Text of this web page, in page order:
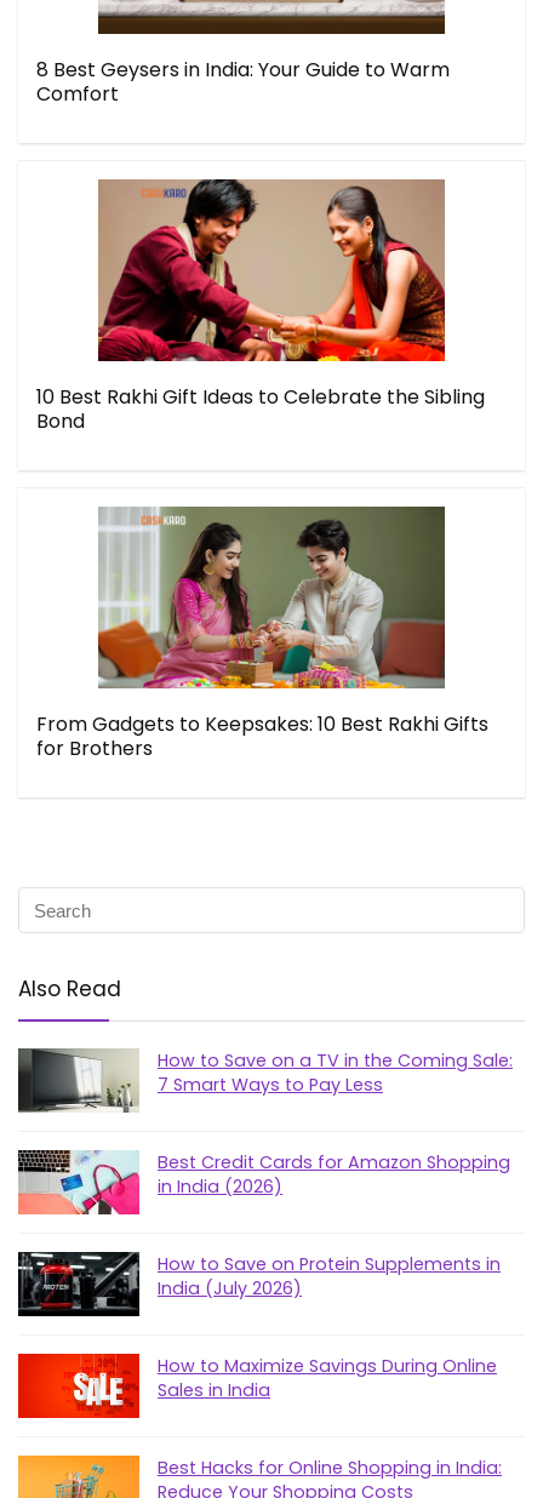
8 Best Geysers in India: Your Guide to Warm
Comfort
10 Best Rakhi Gift Ideas to Celebrate the Sibling
Bond
From Gadgets to Keepsakes: 10 Best Rakhi Gifts
for Brothers
Also Read
How to Save on a TV in the Coming Sale:
7 Smart Ways to Pay Less
Best Credit Cards for Amazon Shopping
in India (2026)
How to Save on Protein Supplements in
India (July 2026)
How to Maximize Savings During Online
Sales in India
Best Hacks for Online Shopping in India:
Reduce Your Shopping Costs